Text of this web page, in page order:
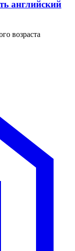
английский
возраста